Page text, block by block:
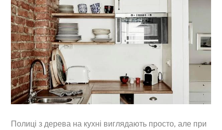
Полиці з дерева на кухні виглядають просто, але при